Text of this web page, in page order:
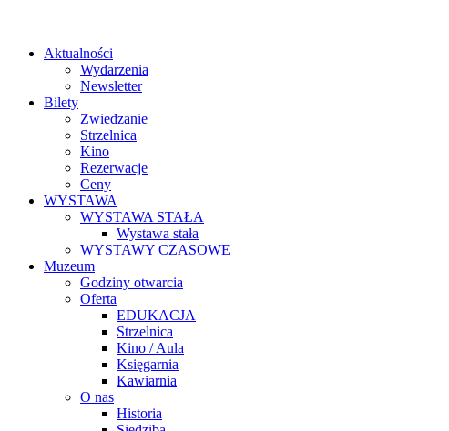
Aktualności
Wydarzenia
Newsletter
Bilety
Zwiedzanie
Strzelnica
Kino
Rezerwacje
Ceny
WYSTAWA
WYSTAWA STAŁA
Wystawa stała
WYSTAWY CZASOWE
Muzeum
Godziny otwarcia
Oferta
EDUKACJA
Strzelnica
Kino / Aula
Księgarnia
Kawiarnia
O nas
Historia